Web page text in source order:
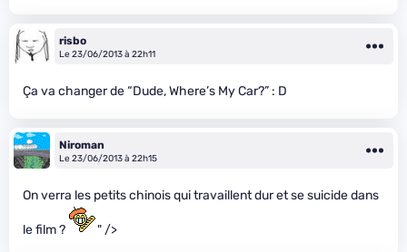
risbo
Le 23/06/2013 à 22h11
Ça va changer de “Dude, Where’s My Car?” : D
Niroman
Le 23/06/2013 à 22h15
On verra les petits chinois qui travaillent dur et se suicide dans
le film ? " />